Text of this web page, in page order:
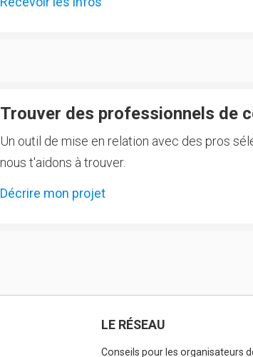
Trouver des professionnels de
Un outil de mise en relation avec des pros
nous t'aidons à trouver.
Décrire mon projet
LE RÉSEAU
Conseils pour les organisateurs